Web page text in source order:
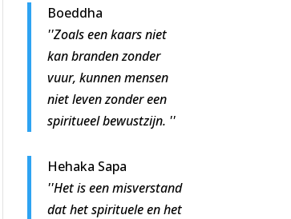
Boeddha
''Zoals een kaars niet
kan branden zonder
vuur, kunnen mensen
niet leven zonder een
spiritueel bewustzijn. ''
Hehaka Sapa
''Het is een misverstand
dat het spirituele en het